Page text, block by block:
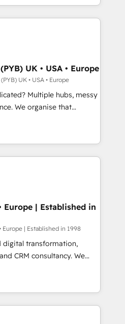
support, and
to convert, scale, and
reporting. HubSpot,
stacks. Digital
Optimisation, and
(AI Search),
development,
We work with
companies across
services, financial services
in Johannesburg, Cape
Perplexity, Gemini and
Award - Platform
Impact Award -
UK • USA • Europe
UK • USA • Europe
Multiple hubs, messy
that
can put HubSpot to work...
with: • CRM
workflows, and team
from Salesforce, Pipedrive,
ERP (and other
Hub, Marketing Hub,
CMS • ISO/IEC
and ISO 42001:2023
standard • GuardHub:
in touch (𝘸𝘦'𝘳𝘦 𝘴𝘶𝘱𝘦𝘳
Europe | Established in
Europe | Established in 1998
digital transformation,
CRM consultancy. We
clients to
digital and fuel their
inefficiencies, improve